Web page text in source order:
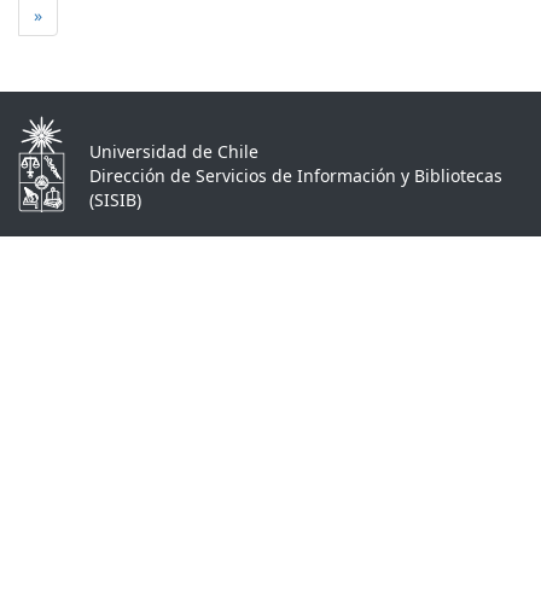
»
Universidad de Chile
Dirección de Servicios de Información y Bibliotecas
(SISIB)